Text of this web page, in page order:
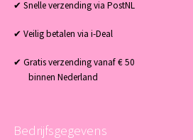
✔ Snelle verzending via PostNL
✔ Veilig betalen via i-Deal
✔ Gratis verzending vanaf € 50
binnen Nederland
Bedrijfsgegevens